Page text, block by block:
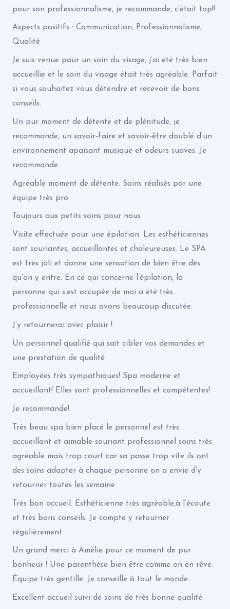
pour son professionnalisme, je recommande, c’était top!!
Aspects positifs : Communication, Professionnalisme,
Qualité
Je suis venue pour un soin du visage, j’ai été très bien
accueillie et le soin du visage était très agréable. Parfait
si vous souhaitez vous détendre et recevoir de bons
conseils.
Un pur moment de détente et de plénitude, je
recommande, un savoir-faire et savoir-être doublé d’un
environnement apaisant musique et odeurs suaves. Je
recommande.
Agréable moment de détente. Soins réalisés par une
équipe très pro
Toujours aux petits soins pour nous
Visite effectuée pour une épilation. Les esthéticiennes
sont souriantes, accueillantes et chaleureuses. Le SPA
est très joli et donne une sensation de bien être dès
qu’on y entre. En ce qui concerne l’épilation, la
personne qui s’est occupée de moi a été très
professionnelle et nous avons beaucoup discutée.
J’y retournerai avec plaisir !
Un personnel qualifié qui sait cibler vos demandes et
une prestation de qualité
Employées très sympathiques! Spa moderne et
accueillant! Elles sont professionnelles et compétentes!
Je recommande!
Très beau spa bien placé le personnel est très
accueillant et aimable souriant professionnel soins très
agréable mais trop court car sa passe trop vite ils ont
des soins adapter à chaque personne on a envie d’y
retourner toutes les semaine
Très bon accueil. Esthéticienne très agréable,à l’écoute
et très bons conseils. Je compte y retourner
régulièrement.
Un grand merci à Amélie pour ce moment de pur
bonheur ! Une parenthèse bien être comme on en rêve.
Équipe très gentille. Je conseille à tout le monde.
Excellent accueil suivi de soins de très bonne qualité.